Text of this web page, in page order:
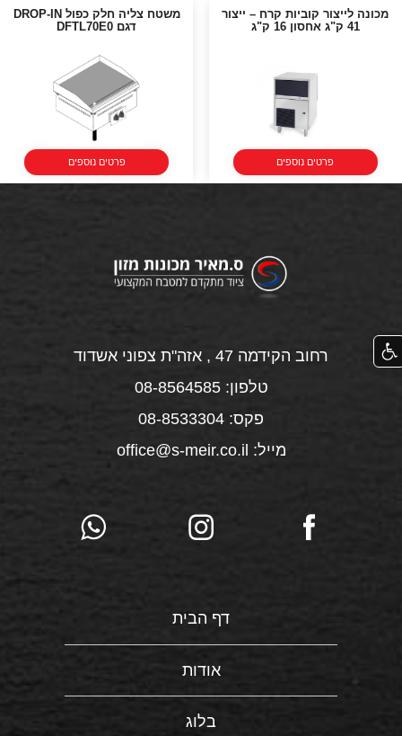
מכונה לייצור קוביות קרח – ייצור
41 ק"ג אחסון 16 ק"ג
פרטים נוספים
משטח צליה חלק כפול DROP-IN
דגם DFTL70E0
פרטים נוספים
רחוב הקידמה 47 , אזה"ת צפוני אשדוד
טלפון: 08-8564585
פקס: 08-8533304
מייל: office@s-meir.co.il
דף הבית
אודות
בלוג